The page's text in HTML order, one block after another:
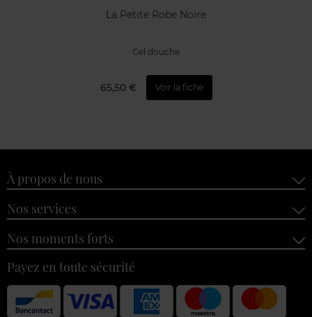
La Petite Robe Noire
Gel douche
65,50 € Voir la fiche
À propos de nous
Nos services
Nos moments forts
Payez en toute sécurité